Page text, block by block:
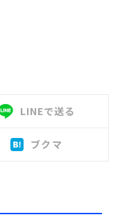
LINEで送る
ブクマ